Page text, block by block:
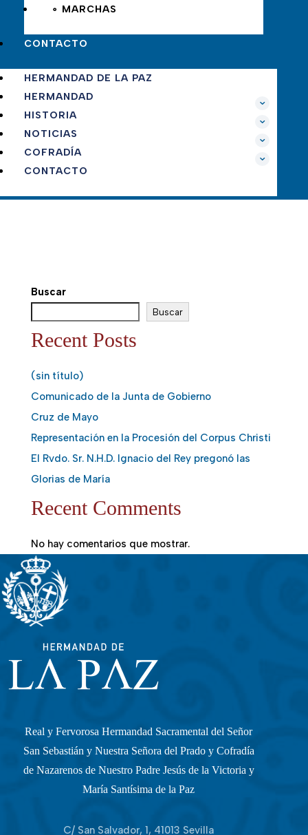
∘ MARCHAS
CONTACTO
HERMANDAD DE LA PAZ
HERMANDAD
HISTORIA
NOTICIAS
COFRADÍA
CONTACTO
Buscar
Buscar
Recent Posts
(sin título)
Comunicado de la Junta de Gobierno
Cruz de Mayo
Representación en la Procesión del Corpus Christi
El Rvdo. Sr. N.H.D. Ignacio del Rey pregonó las
Glorias de María
Recent Comments
No hay comentarios que mostrar.
Real y Fervorosa Hermandad Sacramental del Señor
San Sebastián y Nuestra Señora del Prado y Cofradía
de Nazarenos de Nuestro Padre Jesús de la Victoria y
María Santísima de la Paz
C/ San Salvador, 1, 41013 Sevilla